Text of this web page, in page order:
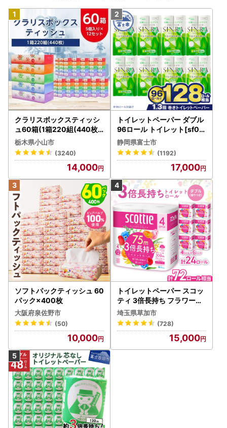
クラリスボックスティッシ
ュ60箱(1箱220組(440枚))
(5個入り×12セット)【配送
不可地域：離島・沖縄県】
【1256759】
栃木県小山市
(3240)
14,000
トイレットペーパー ダブル
96ロール トイレット[sf00
1-012]
静岡県富士市
(1192)
17,000
ソフトパックティッシュ 60
パック×400枚
大阪府泉佐野市
(50)
10,000
トイレットペーパー スコッ
ティ 3倍長持ち フラワーパ
ック 4ロール×6P
埼玉県草加市
(728)
15,000